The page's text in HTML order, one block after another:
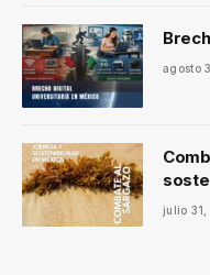
agosto
julio